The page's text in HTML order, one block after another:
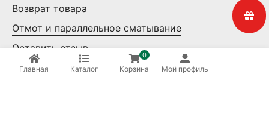
Возврат товара
Отмот и параллельное сматывание
Оставить отзыв
Контакты
Главная Каталог Корзина
0
Мой профиль